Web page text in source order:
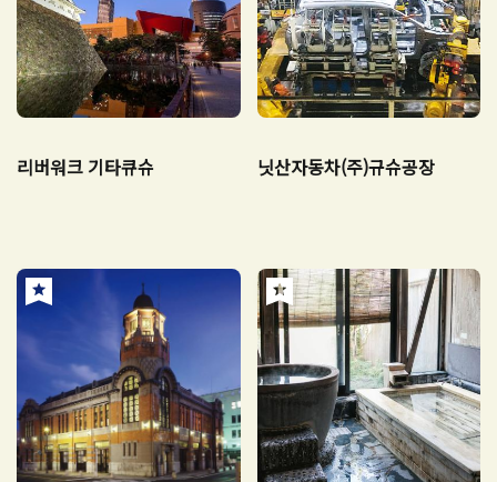
리버워크 기타큐슈 닛산자동차(주)규슈공장